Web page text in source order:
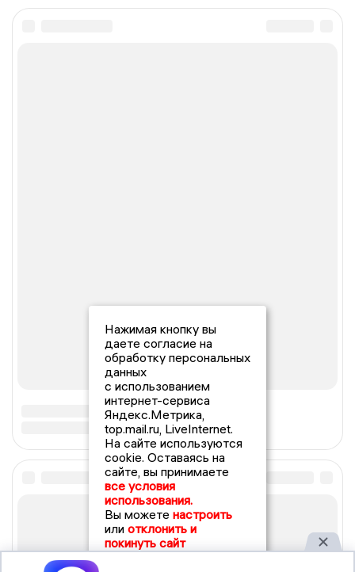
Нажимая кнопку вы
даете согласие на
обработку персональных
данных
с использованием
интернет-сервиса
Яндекс.Метрика,
top.mail.ru, LiveInternet.
На сайте используются
cookie. Оставаясь на
сайте, вы принимаете
все условия
использования.
Вы можете настроить
или отклонить и
покинуть сайт